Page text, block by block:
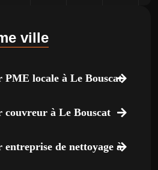
ville
PME locale à Le Bouscat
couvreur à Le Bouscat
de nettoyage à